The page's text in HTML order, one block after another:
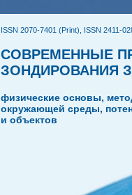
ISSN 2070-7401 (Print), ISSN 2411-
СОВРЕМЕННЫЕ
ЗОНДИРОВАНИЯ
физические основы,
окружающей среды,
и объектов